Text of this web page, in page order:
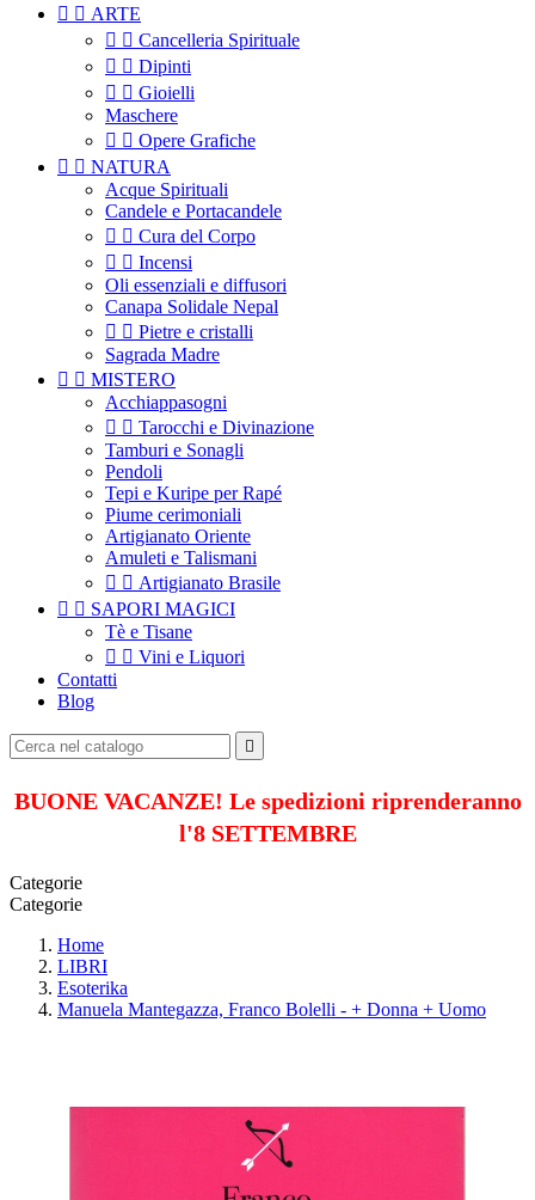
  ARTE
  Cancelleria Spirituale
  Dipinti
  Gioielli
Maschere
  Opere Grafiche
  NATURA
Acque Spirituali
Candele e Portacandele
  Cura del Corpo
  Incensi
Oli essenziali e diffusori
Canapa Solidale Nepal
  Pietre e cristalli
Sagrada Madre
  MISTERO
Acchiappasogni
  Tarocchi e Divinazione
Tamburi e Sonagli
Pendoli
Tepi e Kuripe per Rapé
Piume cerimoniali
Artigianato Oriente
Amuleti e Talismani
  Artigianato Brasile
  SAPORI MAGICI
Tè e Tisane
  Vini e Liquori
Contatti
Blog

BUONE VACANZE! Le spedizioni riprenderanno
l'8 SETTEMBRE
Categorie
Categorie
Home
LIBRI
Esoterika
Manuela Mantegazza, Franco Bolelli - + Donna + Uomo